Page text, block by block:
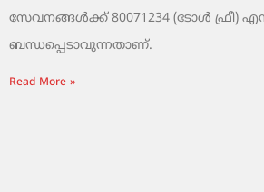
സേവനങ്ങൾക്ക് 80071234 (ടോൾ ഫ്രീ)
ബന്ധപ്പെടാവുന്നതാണ്.
Read More »